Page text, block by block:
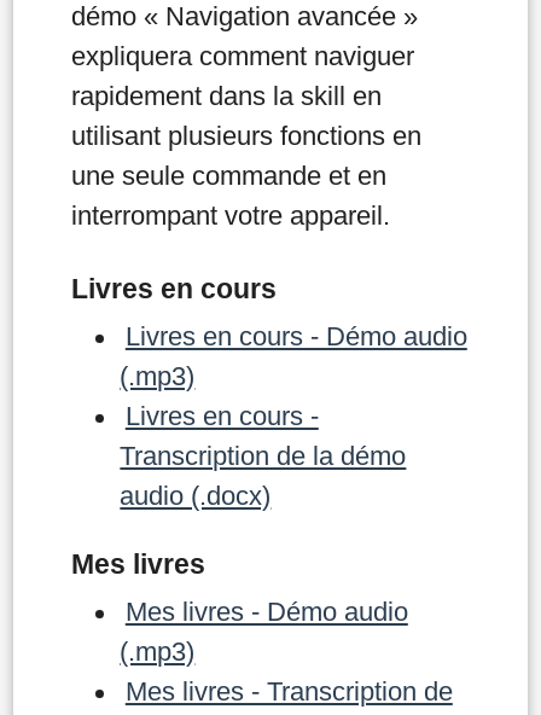
démo « Navigation avancée »
expliquera comment naviguer
rapidement dans la skill en
utilisant plusieurs fonctions en
une seule commande et en
interrompant votre appareil.
Livres en cours
Livres en cours - Démo audio
(.mp3)
Livres en cours -
Transcription de la démo
audio (.docx)
Mes livres
Mes livres - Démo audio
(.mp3)
Mes livres - Transcription de